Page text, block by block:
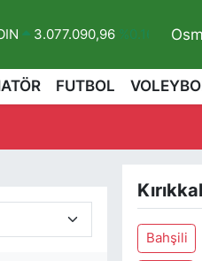
3.077.090,96 %0.16
47,6006 %0.06
%70
FUTBOL
Bahşili